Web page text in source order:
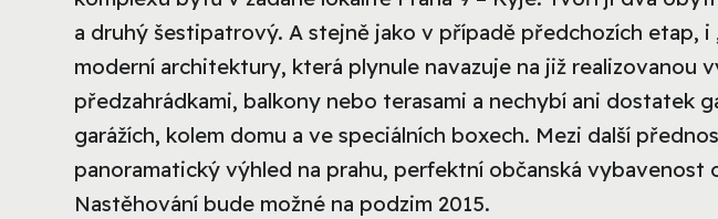
a druhý šestipatrový. A stejně jako v případě předchozích etap, i
moderní architektury, která plynule navazuje na již realizovanou
předzahrádkami, balkony nebo terasami a nechybí ani dostatek
garážích, kolem domu a ve speciálních boxech. Mezi další
panoramatický výhled na prahu, perfektní občanská vybavenost
Nastěhování bude možné na podzim 2015.